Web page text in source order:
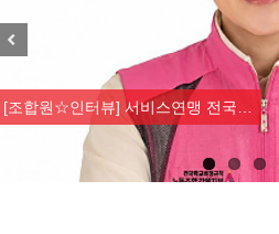
[조합원☆인터뷰] 서비스연맹 전국…